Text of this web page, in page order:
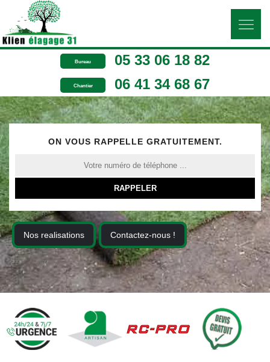
Bureau 05 33 06 18 82
Chantier 06 41 34 68 67
ON VOUS RAPPELLE GRATUITEMENT.
Nos realisations Contactez-nous !